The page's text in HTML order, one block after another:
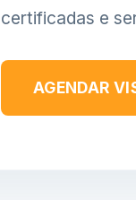
certificadas e
AGENDAR